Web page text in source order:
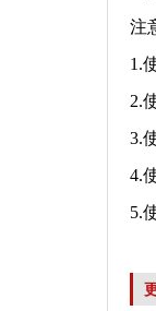
注
1.
2.
3.
4.
5.